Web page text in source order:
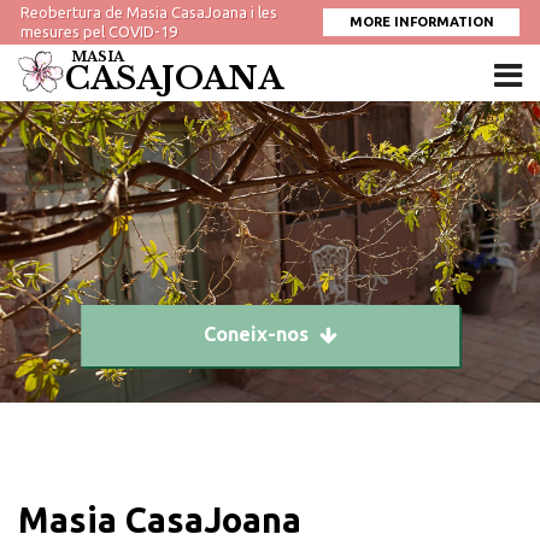
Reobertura de Masia CasaJoana i les
mesures pel COVID-19
MORE INFORMATION
MASIA
CASAJOANA
Coneix-nos
Masia CasaJoana